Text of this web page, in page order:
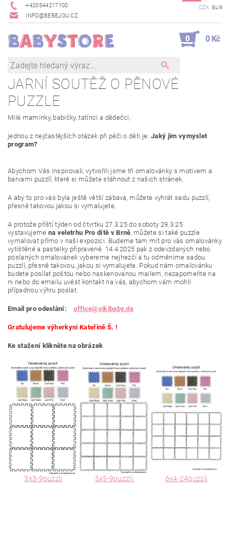
+420544217100
INFO@BEBEJOU.CZ
CZK EUR
0 0 Kč
JARNÍ SOUTĚŽ O PĚNOVÉ
PUZZLE
Milé maminky, babičky, tatínci a dědečci,
jednou z nejčastějších otázek při péči o děti je: Jaký jim vymyslet
program?
Abychom Vás inspirovali, vytvořili jsme tři omalovánky s motivem a
barvami puzzlí, které si můžete stáhnout z našich stránek.
A aby to pro vás byla ještě větší zábava, můžete vyhrát sadu puzzlí,
přesně takovou jakou si vymalujete.
A protože příští týden od čtvrtku 27.3.25 do soboty 29.3.25
vystavujeme na veletrhu Pro dítě v Brně, můžete si také puzzle
vymalovat přímo v naši expozici. Budeme tam mít pro vás omalovánky
vytištěné a pastelky připravené. 14.4.2025 pak z odevzdaných nebo
poslaných omalovánek vybereme nejhezčí a tu odměníme sadou
puzzlí, přesně takovou, jakou si vymalujete. Pokud nám omalovánku
budete posílat poštou nebo naskenovanou mailem, nezapomeňte na
ni nebo do emailu uvést kontakt na vás, abychom vám mohli
případnou výhru poslat.
Email pro odeslání:office@vikibaby.de
Gratulujeme výherkyni Kateřině Š. !
Ke stažení klikněte na obrázek
3x3-9puzzli 5x5-9puzzli 6x4-24puzzli